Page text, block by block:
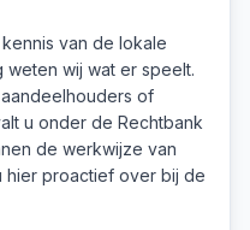
van de lokale
weten wij wat er speelt.
of
u onder de Rechtbank
de werkwijze van
hier proactief over bij de